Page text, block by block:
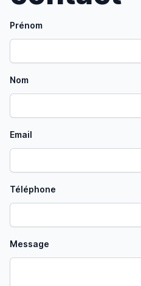
Prénom
Nom
Email
Téléphone
Message